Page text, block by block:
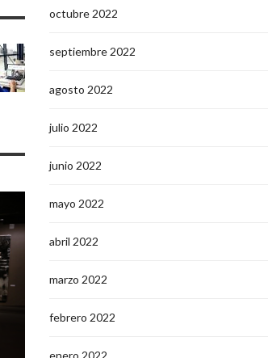
octubre 2022
septiembre 2022
agosto 2022
julio 2022
junio 2022
mayo 2022
abril 2022
marzo 2022
febrero 2022
enero 2022